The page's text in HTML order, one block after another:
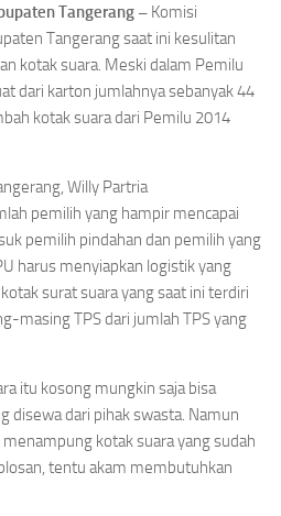
Tangerang – Komisi
Tangerang saat ini kesulitan
kotak suara. Meski dalam Pemilu
dari karton jumlahnya sebanyak 44
kotak suara dari Pemilu 2014
Willy Partria
pemilih yang hampir mencapai
pemilih pindahan dan pemilih yang
harus menyiapkan logistik yang
surat suara yang saat ini terdiri
masing TPS dari jumlah TPS yang
itu kosong mungkin saja bisa
disewa dari pihak swasta. Namun
kotak suara yang sudah
tentu akam membutuhkan